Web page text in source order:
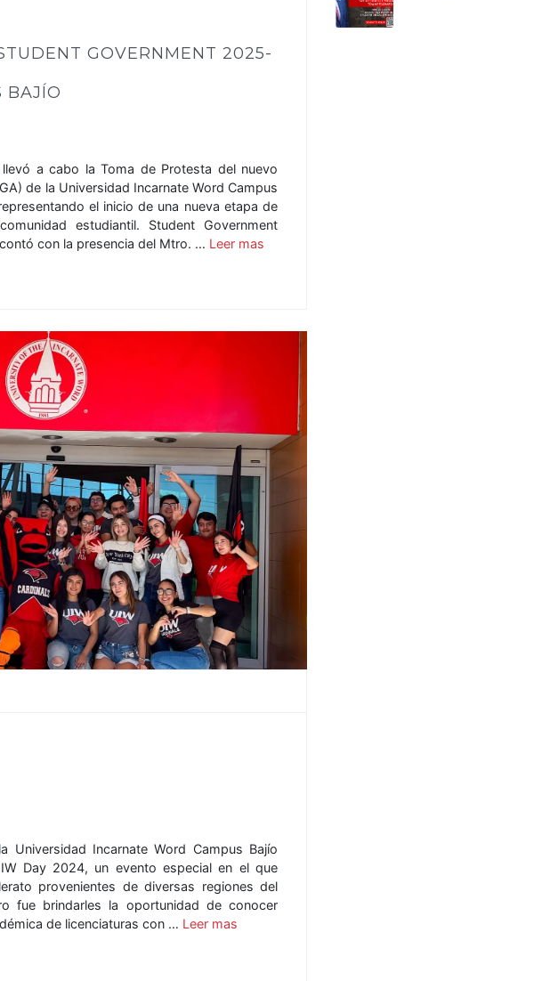
GOVERNMENT 2025-
BAJÍO
a cabo la Toma de Protesta del nuevo
de la Universidad Incarnate Word Campus
el inicio de una nueva etapa de
estudiantil. Student Government
con la presencia del Mtro. … Leer mas
Universidad Incarnate Word Campus Bajío
Day 2024, un evento especial en el que
provenientes de diversas regiones del
fue brindarles la oportunidad de conocer
de licenciaturas con … Leer mas